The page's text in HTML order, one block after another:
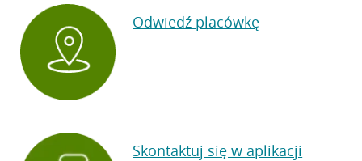
Odwiedź placówkę
Skontaktuj się w aplikacji